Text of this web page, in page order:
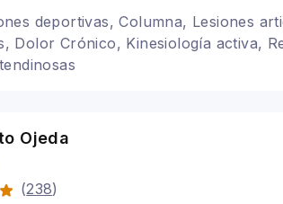
deportivas, Columna, Lesiones
Dolor Crónico, Kinesiología activa,
Ojeda
(238)